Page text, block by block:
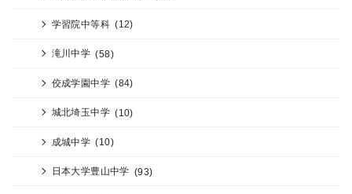
学習院中等科 (12)
滝川中学 (58)
佼成学園中学 (84)
城北埼玉中学 (10)
成城中学 (10)
日本大学豊山中学 (93)